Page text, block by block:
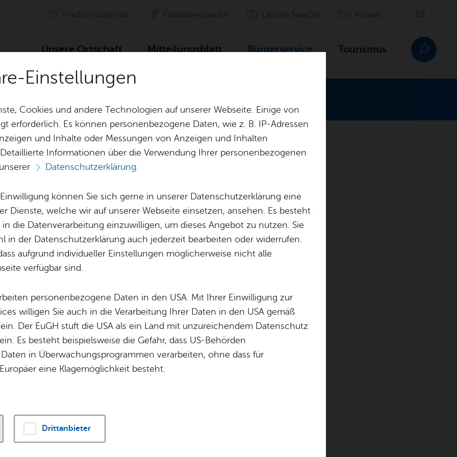
Fried­richs­ha­fen.de Ge­bär­den­spra­che Leich­te Spra­che Kon­takt
Un­se­re Ort­schaft Mit­tei­lungs­blatt Bür­ger­ser­vice Tou­ris­mus
Ge­sund­heit & So­zia­les
Lo­ka­le Agen­da
Hal­len
Kir­chen
Vor­le­sen
Bür­ger­ser­vice
Informationen über die Satzungen und Verordnungen der Ortschaft
Überblick über das gesamte Dienstleistungsangebot unserer
Ausweisdokumente können währenddessen zu den
Friedrichshafen
, Adenauerplatz 1, das Bürgeramt Fischbach,
Einstellungen
Cookies und andere Technologien auf unserer Webseite. Einige von
erforderlich. Es können personenbezogene Daten, wie z. B. IP-Adressen
und Inhalte oder Messungen von Anzeigen und Inhalten
Informationen über die Verwendung Ihrer personenbezogenen
Datenschutzerklärung.
können Sie sich gerne in unserer Datenschutzerklärung eine
Dienste, welche wir auf unserer Webseite einsetzen, ansehen. Es besteht
die Datenverarbeitung einzuwilligen, um dieses Angebot zu nutzen. Sie
in der Datenschutzerklärung auch jederzeit bearbeiten oder widerrufen.
aufgrund individueller Einstellungen möglicherweise nicht alle
verfügbar sind.
personenbezogene Daten in den USA. Mit Ihrer Einwilligung zur
willigen Sie auch in die Verarbeitung Ihrer Daten in den USA gemäß
ein. Der EuGH stuft die USA als ein Land mit unzureichendem Datenschutz
Es besteht beispielsweise die Gefahr, dass US-Behörden
in Überwachungsprogrammen verarbeiten, ohne dass für
eine Klagemöglichkeit besteht.
Drittanbieter